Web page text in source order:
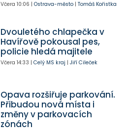
Včera 10:06 | Ostrava-město| Tomáš Kořistka
Dvouletého chlapečka v
Havířově pokousal pes,
policie hledá majitele
Včera 14:33 | Celý MS kraj | Jiří Cileček
Opava rozšiřuje parkování.
Přibudou nová místa i
změny v parkovacích
zónách